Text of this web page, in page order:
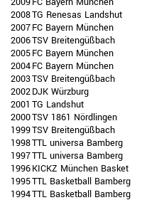
2008TG Renesas Landshut
2007FC Bayern München
2006TSV Breitengüßbach
2005FC Bayern München
2004FC Bayern München
2003TSV Breitengüßbach
2002DJK Würzburg
2001 TG Landshut
2000TSV 1861 Nördlingen
1999TSV Breitengüßbach
1998TTL universa Bamberg
1997TTL universa Bamberg
1996KICKZ München Basket
1995TTL Basketball Bamberg
1994TTL Basketball Bamberg